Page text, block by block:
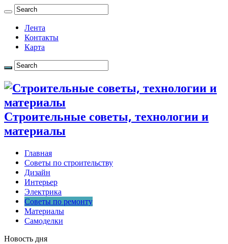
Лента
Контакты
Карта
Строительные советы, технологии и
материалы
Главная
Советы по строительству
Дизайн
Интерьер
Электрика
Советы по ремонту
Материалы
Самоделки
Новость дня